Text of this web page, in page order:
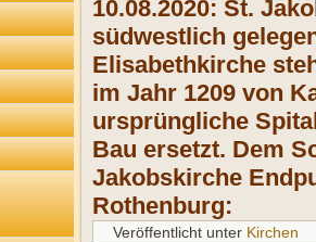
10.08.2020: St.
südwestlich
Elisabethkirche
im Jahr 1209 von
ursprüngliche
Bau ersetzt. Dem
Jakobskirche
Rothenburg:
Veröffentlicht unter Kirchen